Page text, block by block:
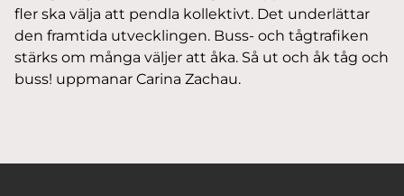
fler ska välja att pendla kollektivt. Det underlättar
den framtida utvecklingen. Buss- och tågtrafiken
stärks om många väljer att åka. Så ut och åk tåg och
buss! uppmanar Carina Zachau.